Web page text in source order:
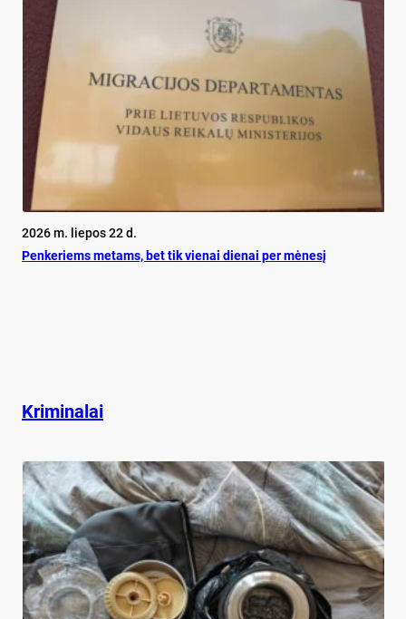
2026 m. liepos 22 d.
Pen­ke­riems me­tams, bet tik vie­nai die­nai per mė­ne­sį
Kriminalai